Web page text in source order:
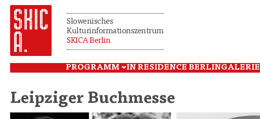
Slowenisches
Kulturinformationszentrum
SKICA Berlin
PROGRAMM IN RESIDENCE BERLINGALERIE
Leipziger Buchmesse